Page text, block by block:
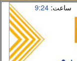
ساعت: 9:24